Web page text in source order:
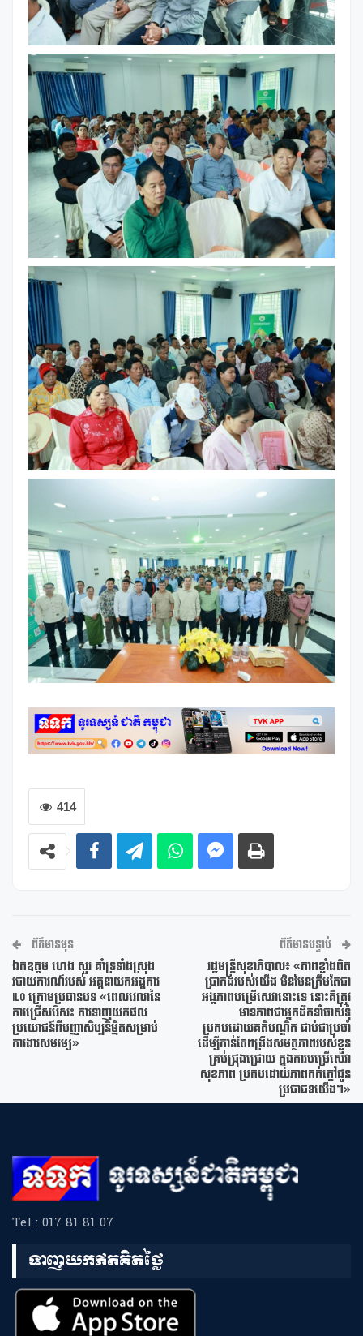
414
ព័ត៌មានមុន
ឯកឧត្តម ហេង សួរ គាំទ្រទាំងស្រុង
របាយការណ៍របស់ អគ្គនាយកអង្គការ
ILO ក្រោមប្រធានបទ «ពេលវេលានៃ
ការជ្រើសរើស៖ ការទាញយកផល
ប្រយោជន៍ពីបញ្ញាសិប្បនិម្មិតសម្រាប់
ការងារសមរម្យ»
ព័ត៌មានបន្ទាប់
រដ្ឋមន្រ្តីសុខាភិបាល៖ «ភាពខ្លាំងពិត
ប្រាកដរបស់យើង មិនមែនត្រឹមតែជា
អង្គភាពបម្រើសេវានោះទេ នោះគឺត្រូវ
មានភាពជាអ្នកដឹកនាំចាស់ទុំ
ប្រកបដោយគតិបណ្ឌិត ជាប់ជាប្រចាំ
ដើម្បីកាន់តែពង្រឹងសមត្ថភាពរបស់ខ្លួន
គ្រប់ជ្រុងជ្រោយ ក្នុងការបម្រើសេវា
សុខភាព ប្រកបដោយភាពកក់ក្តៅជូន
ប្រជាជនយើង។»
Tel : 017 81 81 07
ទាញយកឥតគិតថ្លៃ